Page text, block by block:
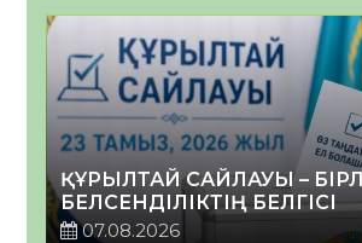
ҚҰРЫЛТАЙ САЙЛАУЫ –
БЕЛСЕНДІЛІКТІҢ БЕЛГІСІ
07.08.2026